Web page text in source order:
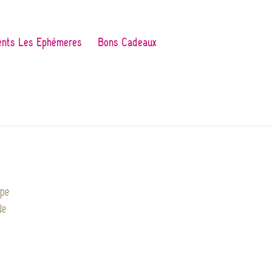
Les Ephémères Bons Cadeaux